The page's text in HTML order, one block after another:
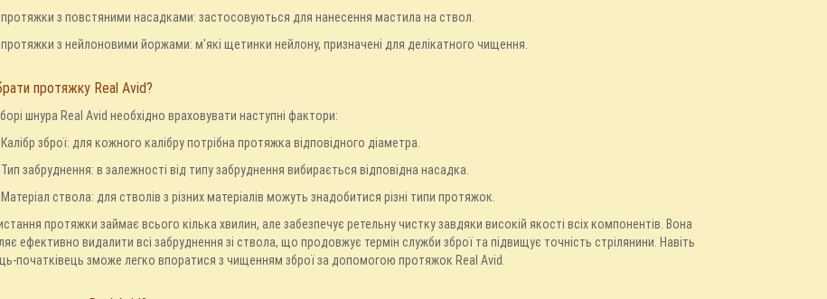
протяжки з повстяними насадками: застосовуються для нанесення мастила на ствол.
протяжки з нейлоновими йоржами: м'які щетинки нейлону, призначені для делікатного чищення.
протяжку Real Avid?
шнура Real Avid необхідно враховувати наступні фактори:
Калібр зброї: для кожного калібру потрібна протяжка відповідного діаметра.
Тип забруднення: в залежності від типу забруднення вибирається відповідна насадка.
Матеріал ствола: для стволів з різних матеріалів можуть знадобитися різні типи протяжок.
протяжки займає всього кілька хвилин, але забезпечує ретельну чистку завдяки високій якості всіх компонентів. Вона
ефективно видалити всі забруднення зі ствола, що продовжує термін служби зброї та підвищує точність стрілянини. Навіть
початківець зможе легко впоратися з чищенням зброї за допомогою протяжок Real Avid.